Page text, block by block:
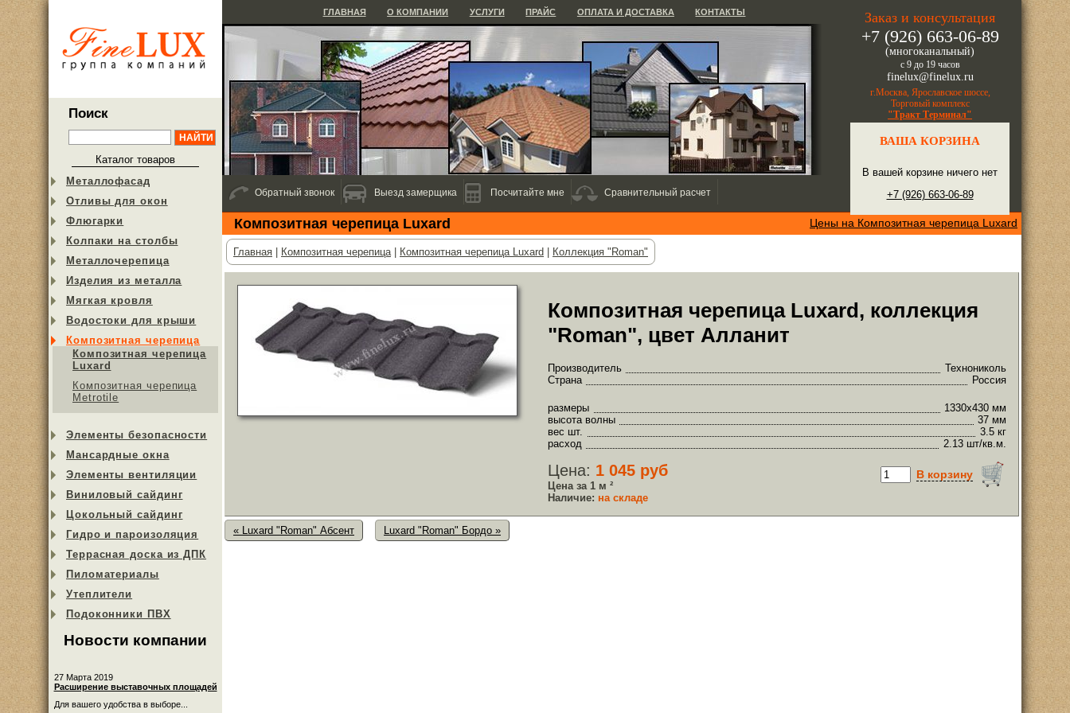
Поиск
Каталог товаров
Металлофасад
Отливы для окон
Флюгарки
Колпаки на столбы
Металлочерепица
Изделия из металла
Мягкая кровля
Водостоки для крыши
Композитная черепица
Композитная черепица
Luxard
Композитная черепица
Metrotile
Элементы безопасности
Мансардные окна
Элементы вентиляции
Виниловый сайдинг
Цокольный сайдинг
Гидро и пароизоляция
Террасная доска из ДПК
Пиломатериалы
Утеплители
Подоконники ПВХ
Новости компании
27 Марта 2019
Расширение выставочных площадей
Для вашего удобства в выборе...
Заказ и консультация
+7 (926) 663-06-89
(многоканальный)
с 9 до 19 часов
finelux@finelux.ru
г.Москва, Ярославское шоссе,
Торговый комплекс
"Тракт Терминал"
ВАША КОРЗИНА
В вашей корзине ничего нет
+7 (926) 663-06-89
ГЛАВНАЯ О КОМПАНИИ УСЛУГИ ПРАЙС ОПЛАТА И ДОСТАВКА КОНТАКТЫ
Цены на Композитная черепица Luxard
Композитная черепица Luxard
Главная Композитная черепица| Композитная черепица Luxard Коллекция "Roman"
Композитная черепица Luxard, коллекция
"Roman", цвет Алланит
Производитель
Технониколь
Страна
Россия
размеры
1330х430 мм
высота волны
37 мм
вес шт.
3.5 кг
расход
2.13 шт/кв.м.
В корзину
Цена: 1 045 руб
Цена за 1 м ²
Наличие: на складе
« Luxard "Roman" Абсент Luxard "Roman" Бордо »
Обратный звонок Выезд замерщика Посчитайте мне Сравнительный расчет